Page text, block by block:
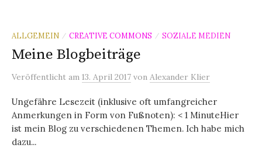
ALLGEMEIN / CREATIVE COMMONS / SOZIALE MEDIEN
Meine Blogbeiträge
Veröffentlicht am 13. April 2017 von Alexander Klier
Ungefähre Lesezeit (inklusive oft umfangreicher
Anmerkungen in Form von Fußnoten): < 1 MinuteHier
ist mein Blog zu verschiedenen Themen. Ich habe mich
dazu...